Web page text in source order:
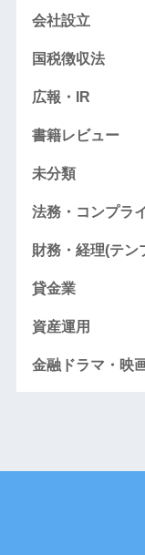
会社設立
国税徴収法
広報・IR
書籍レビュー
未分類
法務・コンプラ
財務・経理(テン
貸金業
資産運用
金融ドラマ・映